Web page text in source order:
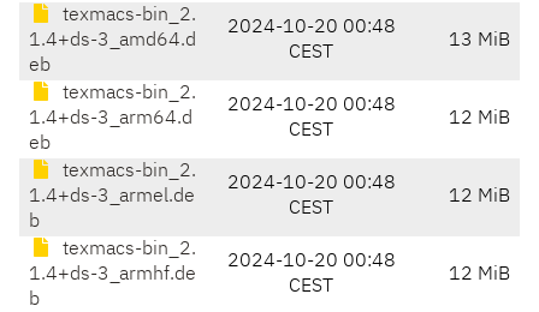
texmacs-bin_2.
1.4+ds-3_amd64.d
eb
2024-10-20 00:48
CEST
13 MiB
texmacs-bin_2.
1.4+ds-3_arm64.d
eb
2024-10-20 00:48
CEST
12 MiB
texmacs-bin_2.
1.4+ds-3_armel.de
b
2024-10-20 00:48
CEST
12 MiB
texmacs-bin_2.
1.4+ds-3_armhf.de
b
2024-10-20 00:48
CEST
12 MiB